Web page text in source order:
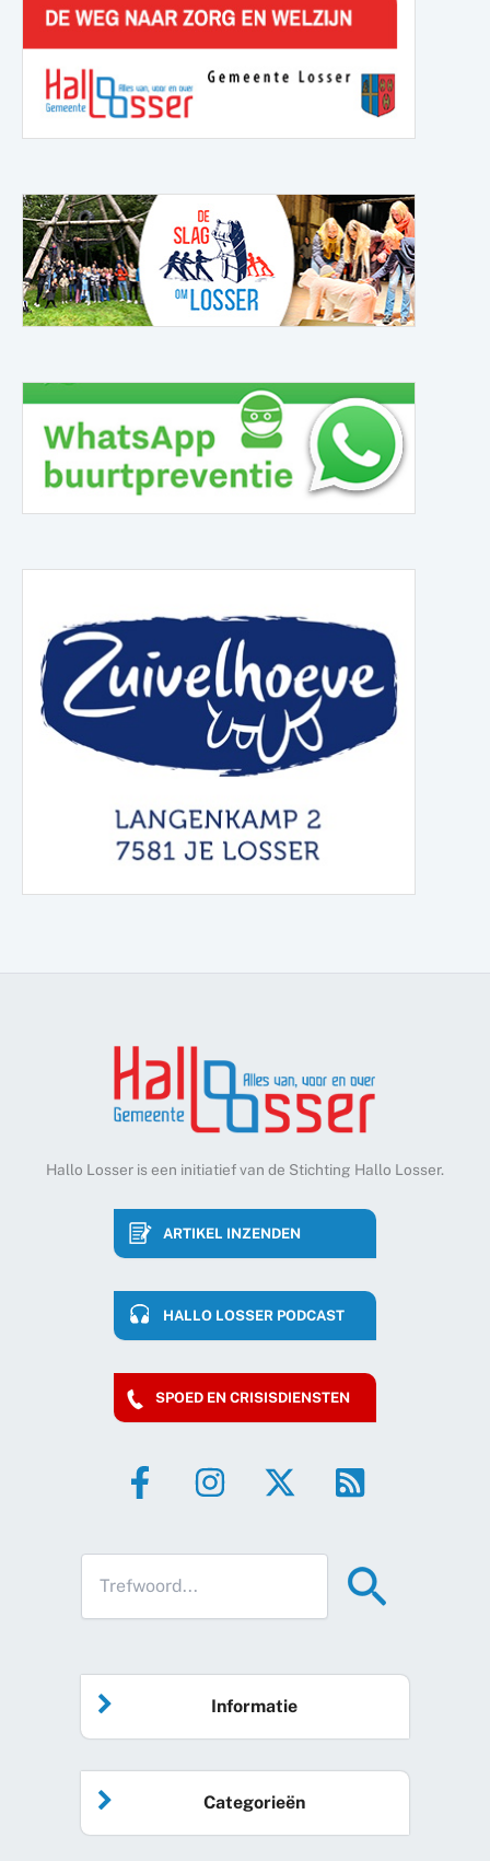
Hallo Losser is een initiatief van de Stichting Hallo Losser.
ARTIKEL INZENDEN
HALLO LOSSER PODCAST
SPOED EN CRISISDIENSTEN
Informatie
Home
Categorieën